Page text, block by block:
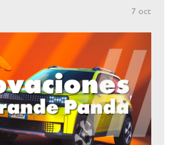
7 oct